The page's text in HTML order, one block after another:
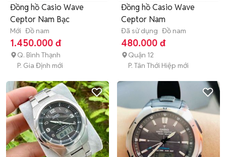
Đồng hồ Casio Wave
Ceptor Nam Bạc
Mới Đồ nam
1.450.000 đ
Q. Bình Thạnh
P. Gia Định mới
Đồng hồ Casio Wave
Ceptor Nam
Đã sử dụng Đồ nam
480.000 đ
Quận 12
P. Tân Thới Hiệp mới